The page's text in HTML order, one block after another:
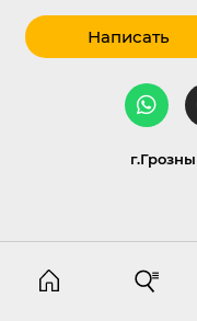
Написать